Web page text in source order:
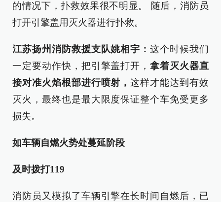
的情况下，扑救效果很不明显。 随后，消防员
打开引擎盖用灭火器进行扑救。
江苏扬州消防救援支队姚相宇：这个时候我们
一定要动作快，把引擎盖打开，拿着灭火器直
接对准火焰根部进行喷射，这样才能达到有效
灭火，最终也是最大限度保证整个车免受更多
损失。
如车辆自燃火势处蔓延阶段
及时拨打119
消防员又模拟了车辆引擎在长时间自燃后，已